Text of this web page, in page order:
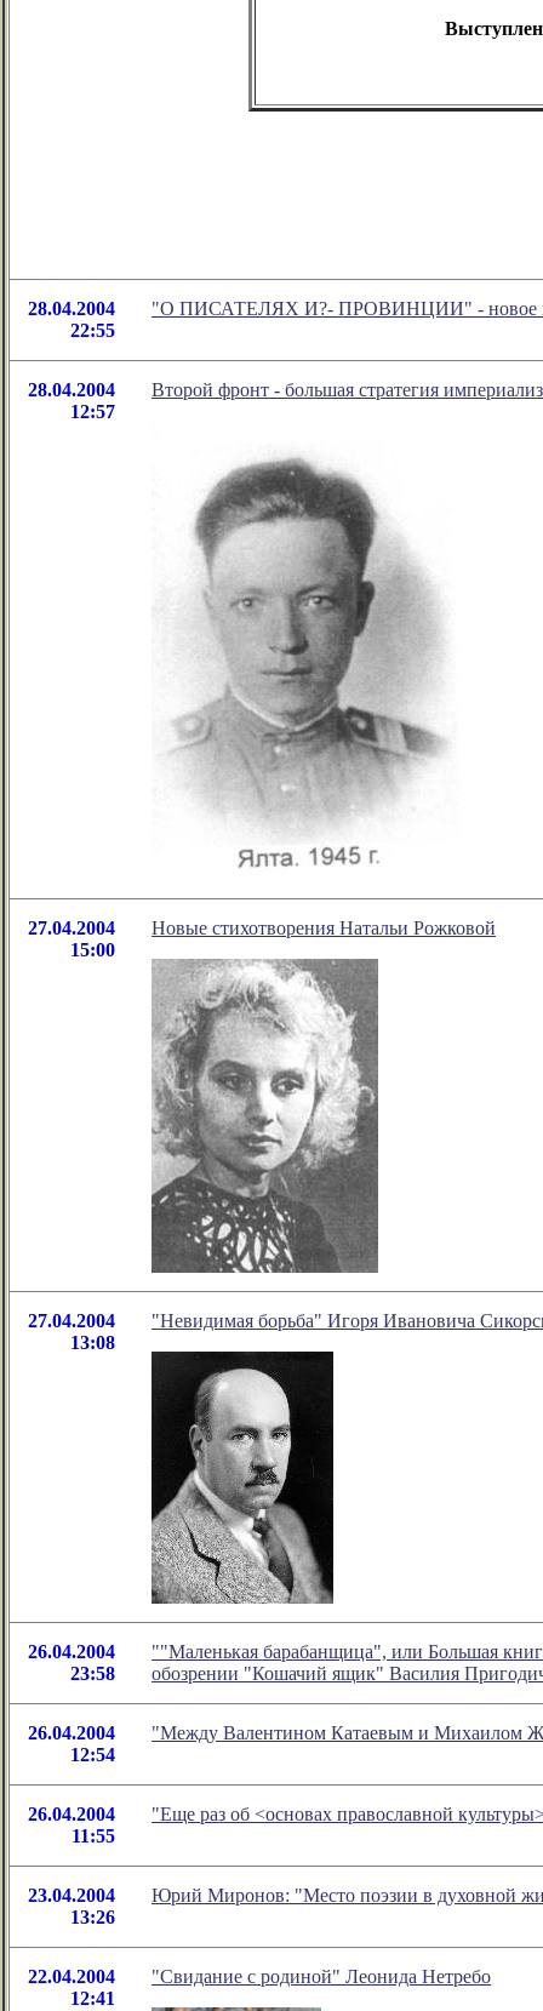
28.04.2004
22:55
"О ПИСАТЕЛЯХ И?- ПРОВИНЦИИ" - новое в
28.04.2004
12:57
Второй фронт - большая стратегия
27.04.2004
15:00
Новые стихотворения Натальи Рожковой
27.04.2004
13:08
"Невидимая борьба" Игоря Ивановича
26.04.2004
23:58
""Маленькая барабанщица", или Большая
обозрении "Кошачий ящик" Василия
26.04.2004
12:54
"Между Валентином Катаевым и Михаилом
26.04.2004
11:55
"Еще раз об <основах православной
23.04.2004
13:26
Юрий Миронов: "Место поэзии в духовной
22.04.2004
12:41
"Свидание с родиной" Леонида Нетребо